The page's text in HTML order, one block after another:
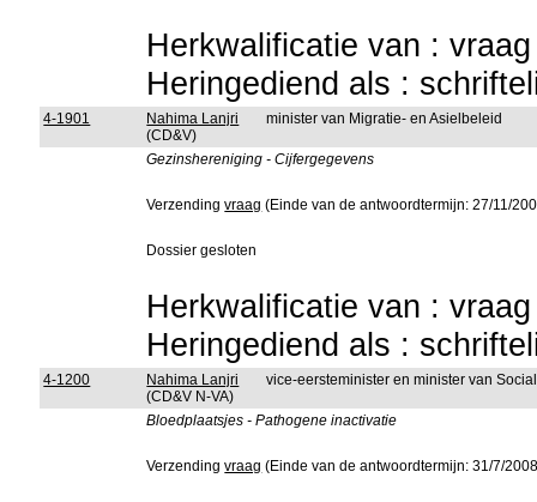
Herkwalificatie van :
Heringediend als :
4-1901
Nahima Lanjri
(CD&V)
minister van Migratie- en Asielbeleid
Gezinshereniging - Cijfergegevens
Verzendingvraag (Einde van de antwoordtermijn: 27/11/
Dossier gesloten
Herkwalificatie van :
Heringediend als :
4-1200
Nahima Lanjri
(CD&V N-VA)
vice-eersteminister en minister van
Bloedplaatsjes - Pathogene inactivatie
Verzendingvraag (Einde van de antwoordtermijn: 31/7/